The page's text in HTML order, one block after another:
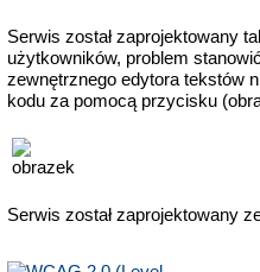
Serwis został zaprojektowany
użytkowników, problem
zewnętrznego edytora tekstów
kodu za pomocą przycisku
Serwis został zaprojektowany